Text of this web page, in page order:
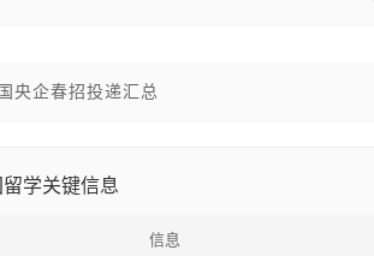
央企春招投递汇总
留学关键信息
信息